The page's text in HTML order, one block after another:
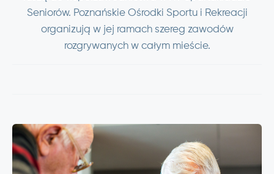
Seniorów. Poznańskie Ośrodki Sportu i Rekreacji
organizują w jej ramach szereg zawodów
rozgrywanych w całym mieście.